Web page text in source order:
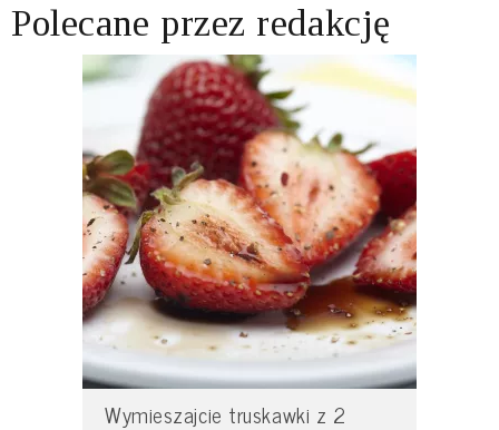
Polecane przez redakcję
Wymieszajcie truskawki z 2